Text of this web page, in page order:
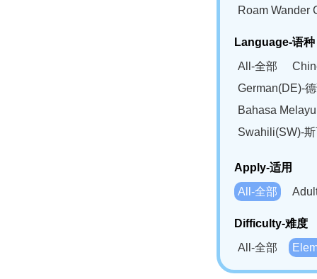
Roam Wander
Language-语种
All-全部
German(DE)-
Bahasa
Swahili(SW)-
Apply-适用
All-全部
Difficulty-难度
All-全部